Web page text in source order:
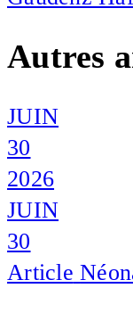
Autres
JUIN
30
2026
JUIN
30
Article